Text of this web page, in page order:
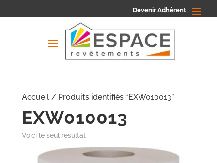
Devenir Adhérent
Accueil/ Produits identifiés “EXW010013”
EXW010013
Voici le seul résultat